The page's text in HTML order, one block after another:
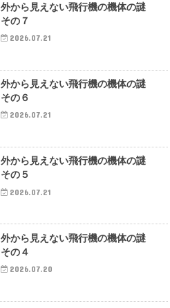
外から見えない飛行機の機体の謎
その７
2026.07.21
外から見えない飛行機の機体の謎
その６
2026.07.21
外から見えない飛行機の機体の謎
その５
2026.07.21
外から見えない飛行機の機体の謎
その４
2026.07.20